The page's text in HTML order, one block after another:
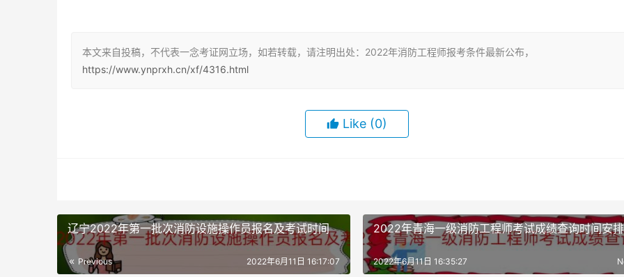
取得消防工程专业硕士学历或者学位，工作满2年，其中从事消防安全技术工作满1年；或者取得消防工程相关专
取得消防工程专业博士学历或者学位，从事消防安全技术工作满1年；或者取得消防工程相关专业博士学历或者学
第一，计算自己拥有的总复习的时间，不要算得太紧，要留有事实上的余地;因为生活中总有意想不到的事情发生
了避免备考计划可以顺利完成，提前留出余地非常重要。
本文来自投稿，不代表一念考证网立场，如若转载，请注明出处：2022年消防工程师报考条件最新公布，
https://www.ynprxh.cn/xf/4316.html
Like (0)
辽宁2022年第一批次消防设施操作员报名及考试时间
Previous 2022年6月11日 16:17:07
2022年青海一级消防工程师考试成绩查询时间安排
2022年6月11日 16:35:27